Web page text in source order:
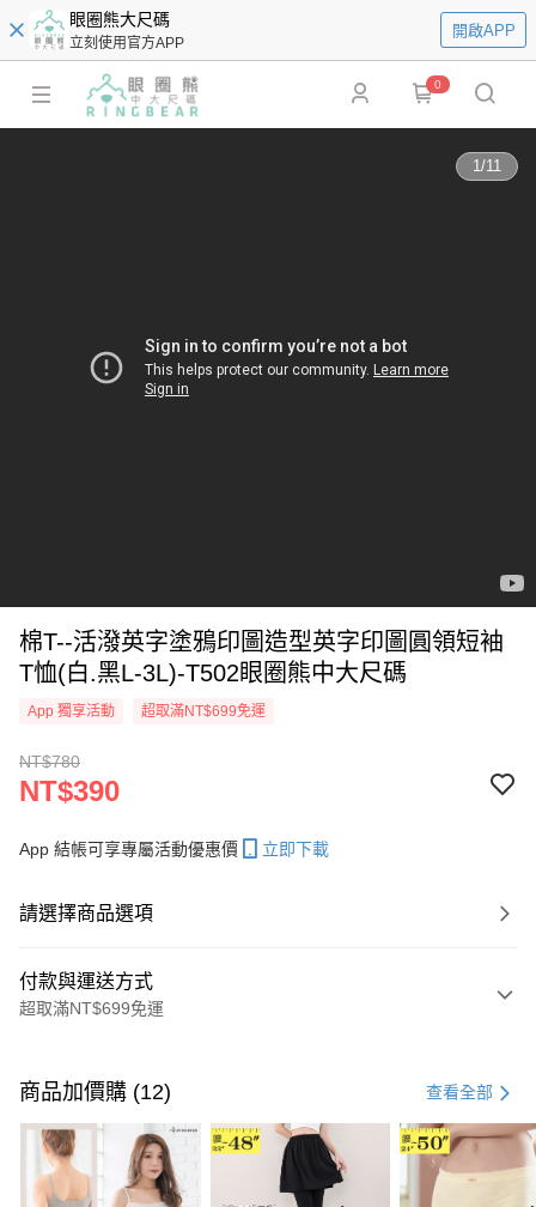
眼圈熊大尺碼
立刻使用官方APP
開啟APP
0
1/11
棉T--活潑英字塗鴉印圖造型英字印圖圓領短袖
T恤(白.黑L-3L)-T502眼圈熊中大尺碼
App 獨享活動 超取滿NT$699免運
NT$780
NT$390
App 結帳可享專屬活動優惠價 立即下載
請選擇商品選項
付款與運送方式
超取滿NT$699免運
信用卡一次付款
超商取貨付款
LINE Pay
商品加價購 (12) 查看全部